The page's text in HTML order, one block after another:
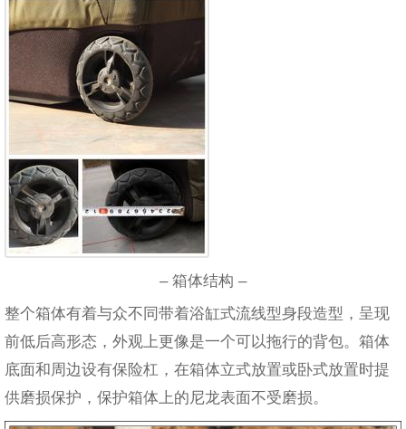
– 箱体结构 –
整个箱体有着与众不同带着浴缸式流线型身段造型，呈现
前低后高形态，外观上更像是一个可以拖行的背包。箱体
底面和周边设有保险杠，在箱体立式放置或卧式放置时提
供磨损保护，保护箱体上的尼龙表面不受磨损。